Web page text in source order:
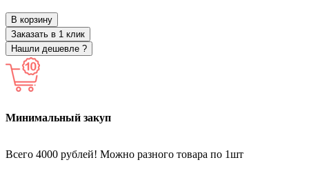
В корзину
Заказать в 1 клик
Нашли дешевле ?
Минимальный закуп
Всего 4000 рублей! Можно разного товара по 1шт